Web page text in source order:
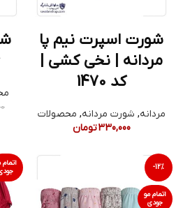
شورت اسپرت نیم پا
مردانه | نخی کشی |
کد 1470
مردانه, شورت مردانه, محصولات
330,000تومان
-12%
اتمام مو
جودی
اتمام